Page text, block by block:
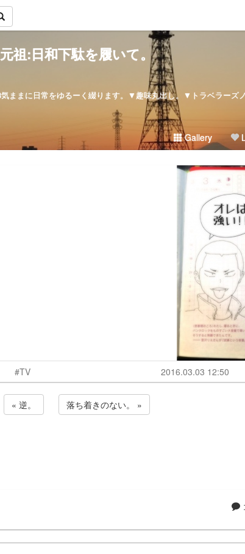
元祖:日和下駄を履いて。
Gallery
#TV 2016.03.03 12:50
« 逆。 落ち着きのない。 »